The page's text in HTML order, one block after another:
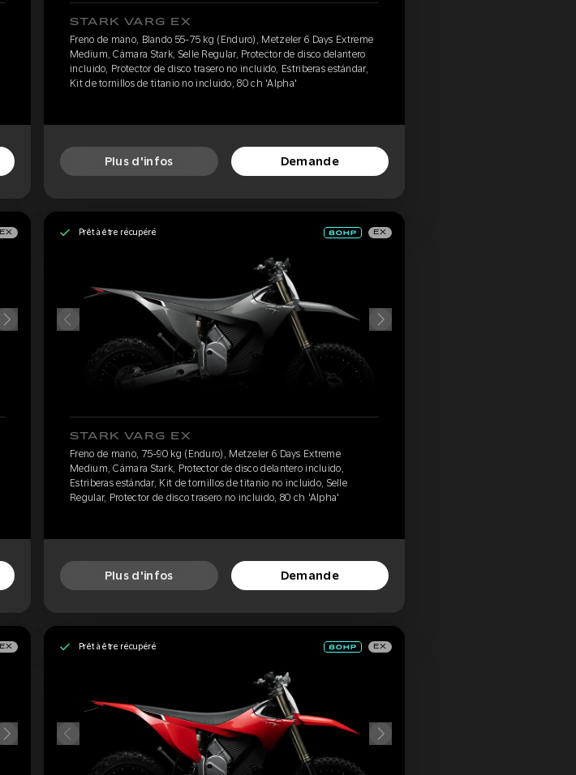
STARK VARG EX
Freno de mano, Blando 55-75 kg (Enduro), Metzeler 6 Days Extreme
Medium, Cámara Stark, Selle Regular, Protector de disco delantero
incluido, Protector de disco trasero no incluido, Estriberas estándar,
Kit de tornillos de titanio no incluido, 80 ch 'Alpha'
Plus d'infos Demande
EX Prêt à être récupéré EX
STARK VARG EX
Freno de mano, 75-90 kg (Enduro), Metzeler 6 Days Extreme
Medium, Cámara Stark, Protector de disco delantero incluido,
Estriberas estándar, Kit de tornillos de titanio no incluido, Selle
Regular, Protector de disco trasero no incluido, 80 ch 'Alpha'
Plus d'infos Demande
EX Prêt à être récupéré EX